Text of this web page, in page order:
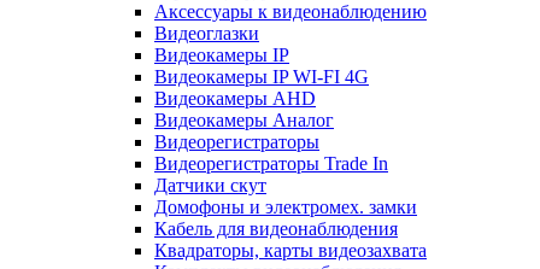
Аксессуары к видеонаблюдению
Видеоглазки
Видеокамеры IP
Видеокамеры IP WI-FI 4G
Видеокамеры AHD
Видеокамеры Аналог
Видеорегистраторы
Видеорегистраторы Trade In
Датчики скут
Домофоны и электромех. замки
Кабель для видеонаблюдения
Квадраторы, карты видеозахвата